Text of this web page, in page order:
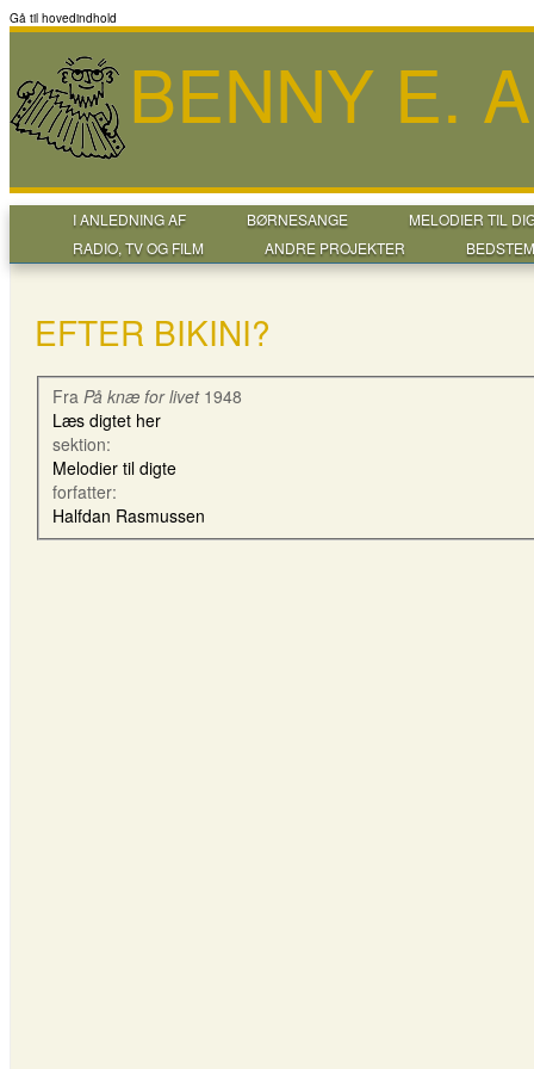
Gå til hovedindhold
BENNY E.
I ANLEDNING AF BØRNESANGE
MELODIER TIL
RADIO, TV OG FILM
ANDRE PROJEKTER
EFTER BIKINI?
Fra På knæ for livet1948
Læs digtet her
sektion:
Melodier til digte
forfatter:
Halfdan Rasmussen